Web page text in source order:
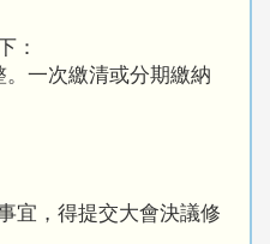
：
。一次繳清或分期繳納
宜，得提交大會決議修